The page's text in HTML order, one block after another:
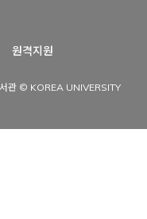
원격지원
관 © KOREA UNIVERSITY